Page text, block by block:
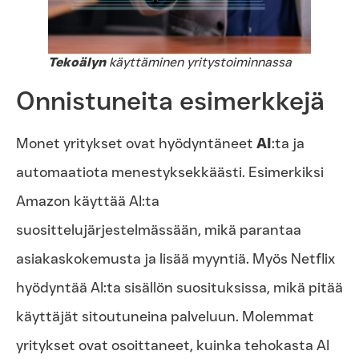
Tekoälynkäyttäminen yritystoiminnassa
Onnistuneita esimerkkejä
Monet yritykset ovat hyödyntäneet AI:ta ja
automaatiota menestyksekkäästi. Esimerkiksi
Amazon käyttää AI:ta
suosittelujärjestelmässään, mikä parantaa
asiakaskokemusta ja lisää myyntiä. Myös Netflix
hyödyntää AI:ta sisällön suosituksissa, mikä pitää
käyttäjät sitoutuneina palveluun. Molemmat
yritykset ovat osoittaneet, kuinka tehokasta AI